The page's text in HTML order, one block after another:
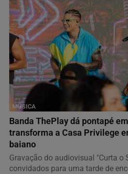
MÚSICA
Banda ThePlay dá pontapé
transforma a Casa Privilege
baiano
Gravação do audiovisual "Curta o
convidados para uma tarde de